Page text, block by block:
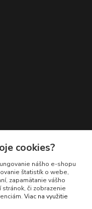
cookies?
nášho e-shopu
štatistík o webe,
zapamätanie vášho
či zobrazenie
Viac na využitie